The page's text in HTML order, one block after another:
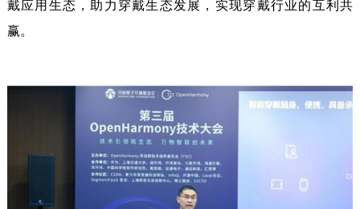
戴应用生态，助力穿戴生态发展，实现穿戴行业的互利共
赢。